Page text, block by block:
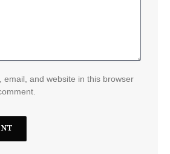
email, and website in this browser